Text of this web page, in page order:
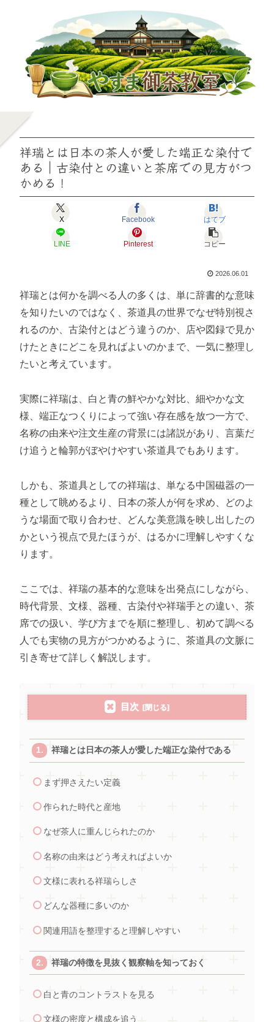
祥瑞とは日本の茶人が愛した端正な染付で
ある｜古染付との違いと茶席での見方がつ
かめる！
X Facebook はてブ
LINE Pinterest コピー
2026.06.01
祥瑞とは何かを調べる人の多くは、単に辞書的な意味
を知りたいのではなく、茶道具の世界でなぜ特別視さ
れるのか、古染付とはどう違うのか、店や図録で見か
けたときにどこを見ればよいのかまで、一気に整理し
たいと考えています。
実際に祥瑞は、白と青の鮮やかな対比、細やかな文
様、端正なつくりによって強い存在感を放つ一方で、
名称の由来や注文生産の背景には諸説があり、言葉だ
け追うと輪郭がぼやけやすい茶道具でもあります。
しかも、茶道具としての祥瑞は、単なる中国磁器の一
種として眺めるより、日本の茶人が何を求め、どのよ
うな場面で取り合わせ、どんな美意識を映し出したの
かという視点で見たほうが、はるかに理解しやすくな
ります。
ここでは、祥瑞の基本的な意味を出発点にしながら、
時代背景、文様、器種、古染付や祥瑞手との違い、茶
席での扱い、学び方までを順に整理し、初めて調べる
人でも実物の見方がつかめるように、茶道具の文脈に
引き寄せて詳しく解説します。
目次
祥瑞とは日本の茶人が愛した端正な染付である
まず押さえたい定義
作られた時代と産地
なぜ茶人に重んじられたのか
名称の由来はどう考えればよいか
文様に表れる祥瑞らしさ
どんな器種に多いのか
関連用語を整理すると理解しやすい
祥瑞の特徴を見抜く観察軸を知っておく
白と青のコントラストを見る
文様の密度と構成を追う